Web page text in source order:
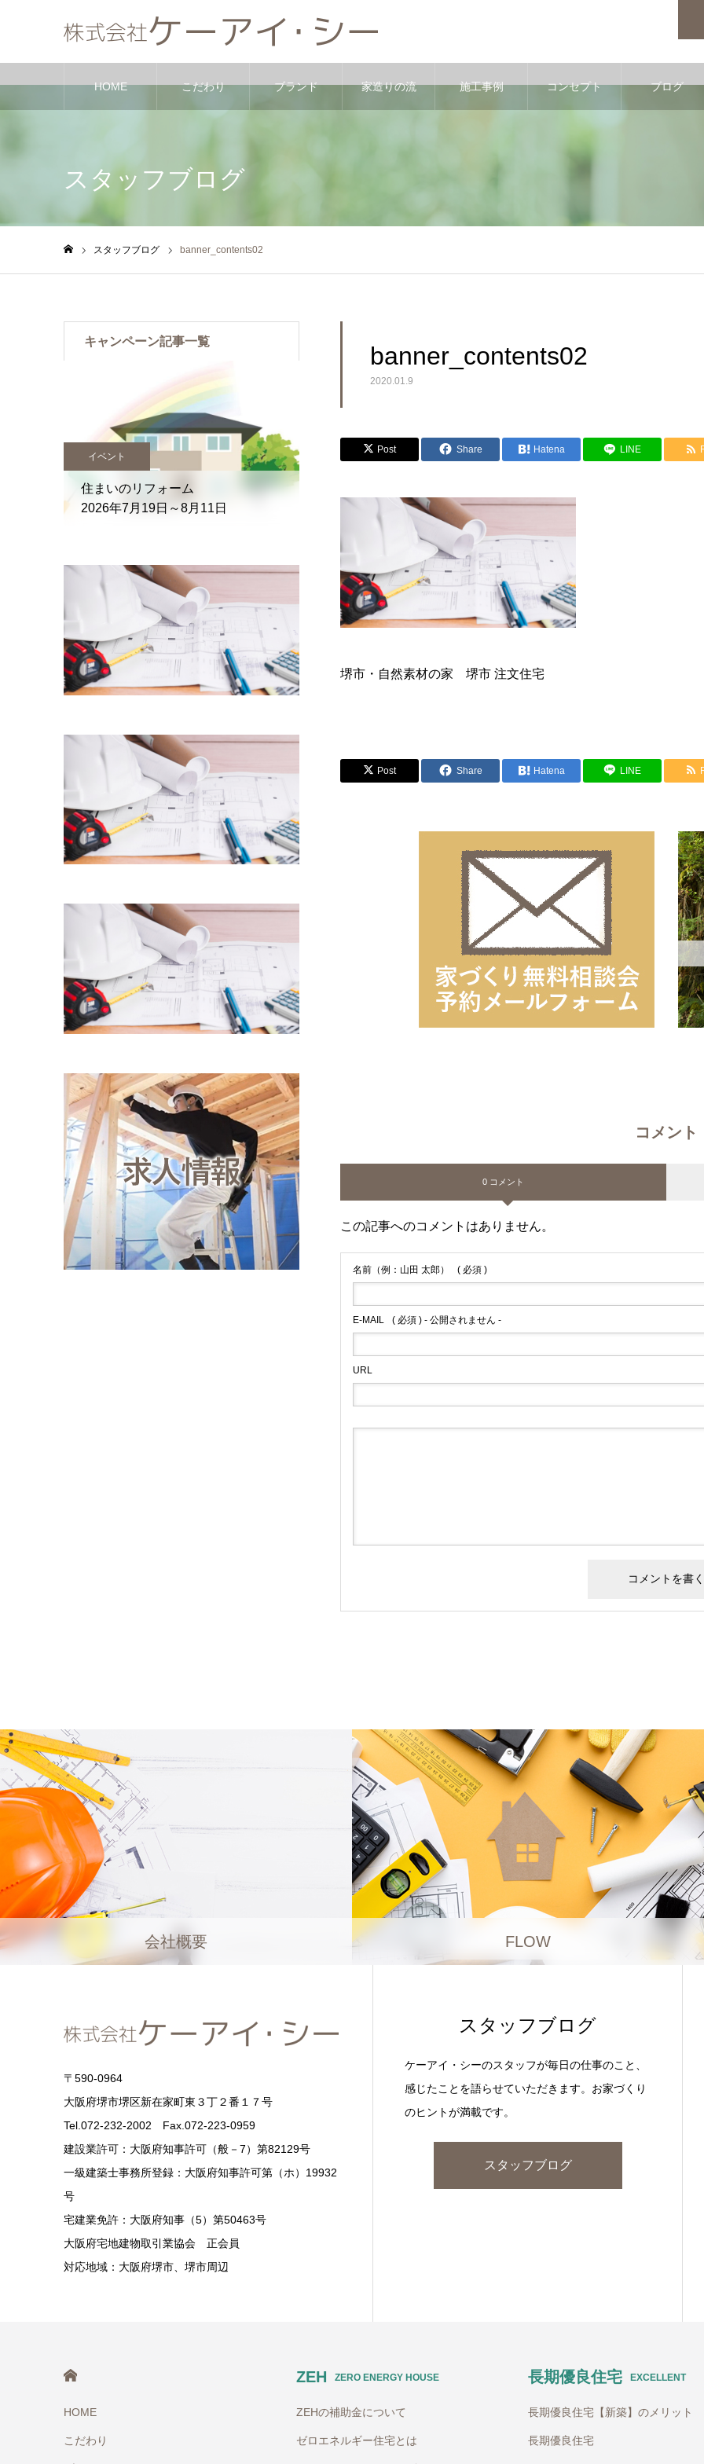
HOME こだわり ブランド 家造りの流 施工事例 コンセプト ブログ
/home/xs475174/kk-kic.co.jp/public_html/wps/wp-content/themes/noel_tcd072/single.php
スタッフブログ
スタッフブログ banner_contents02
banner_contents02
2020.01.9
Post Share Hatena LINE
堺市・自然素材の家 堺市 注文住宅
Post Share Hatena LINE
コメント
0 コメント
この記事へのコメントはありません。
名前（例：山田 太郎） ( 必須 )
E-MAIL ( 必須 ) - 公開されません -
URL
キャンペーン記事一覧
イベント
住まいのリフォーム
2026年7月19日～8月11日
キャンペーン
【予約受付中】
【予約受付中】
会社概要 FLOW
〒590-0964
大阪府堺市堺区新在家町東３丁２番１７号
Tel.072-232-2002 Fax.072-223-0959
建設業許可：大阪府知事許可（般－7）第82129号
一級建築士事務所登録：大阪府知事許可第（ホ）19932
号
宅建業免許：大阪府知事（5）第50463号
大阪府宅地建物取引業協会 正会員
対応地域：大阪府堺市、堺市周辺
スタッフブログ
ケーアイ・シーのスタッフが毎日の仕事のこと、
感じたことを語らせていただきます。お家づくり
のヒントが満載です。
スタッフブログ
HOME
こだわり
ZEH ZERO ENERGY HOUSE
ZEHの補助金について
ゼロエネルギー住宅とは
長期優良住宅 EXCELLENT
長期優良住宅【新築】のメリット
長期優良住宅